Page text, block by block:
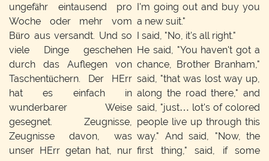
ungefähr eintausend pro
Woche oder mehr vom
Büro aus versandt. Und so
viele Dinge geschehen
durch das Auflegen von
Taschentüchern. Der HErr
hat es einfach in
wunderbarer Weise
gesegnet. Zeugnisse,
Zeugnisse davon, was
unser HErr getan hat, nur
I'm going out and buy you
a new suit."
I said, "No, it's all right."
He said, "You haven't got a
chance, Brother Branham,"
said, "that was lost way up,
along the road there," and
said, "just… lot's of colored
people live up through this
way." And said, "Now, the
first thing," said, if some